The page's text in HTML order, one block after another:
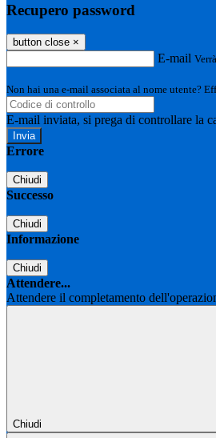
Recupero password
button close ×
E-mail
Non hai una e-mail associata al nome utente?
E-mail inviata, si prega di controllare la
Errore
Chiudi
Successo
Chiudi
Informazione
Chiudi
Attendere...
Attendere il completamento
Chiudi